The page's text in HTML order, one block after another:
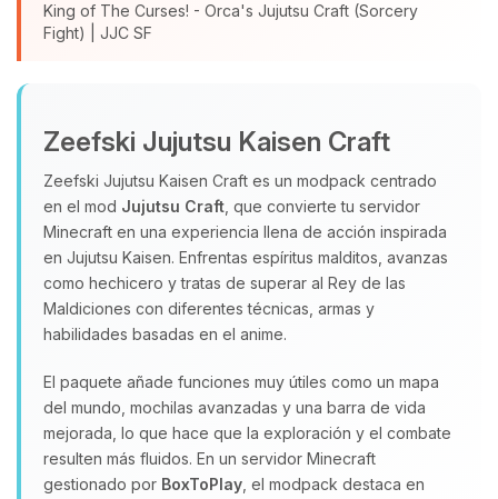
King of The Curses! - Orca's Jujutsu Craft (Sorcery
Fight) | JJC SF
Zeefski Jujutsu Kaisen Craft
Zeefski Jujutsu Kaisen Craft es un modpack centrado
en el mod Jujutsu Craft , que convierte tu servidor
Minecraft en una experiencia llena de acción inspirada
en Jujutsu Kaisen. Enfrentas espíritus malditos, avanzas
como hechicero y tratas de superar al Rey de las
Maldiciones con diferentes técnicas, armas y
habilidades basadas en el anime.
El paquete añade funciones muy útiles como un mapa
del mundo, mochilas avanzadas y una barra de vida
mejorada, lo que hace que la exploración y el combate
resulten más fluidos. En un servidor Minecraft
gestionado por BoxToPlay , el modpack destaca en
hablar! Soy Choupy, tu pequeno
asistente de BoxToPlay. Cuentame
que necesitas y moveré mis
pequenos circuitos para ayudarte.
09/08/2026 15:25